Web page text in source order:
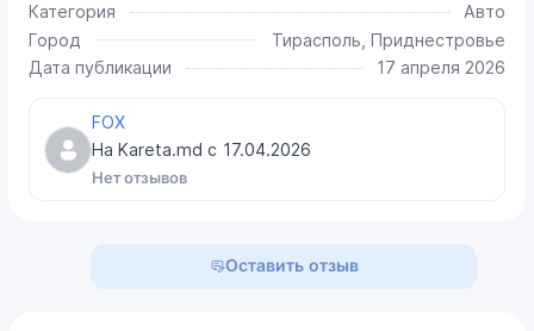
Категория
Авто
Город
Тирасполь, Приднестровье
Дата публикации
17 апреля 2026
FOX
На Kareta.md с 17.04.2026
Нет отзывов
Оставить отзыв